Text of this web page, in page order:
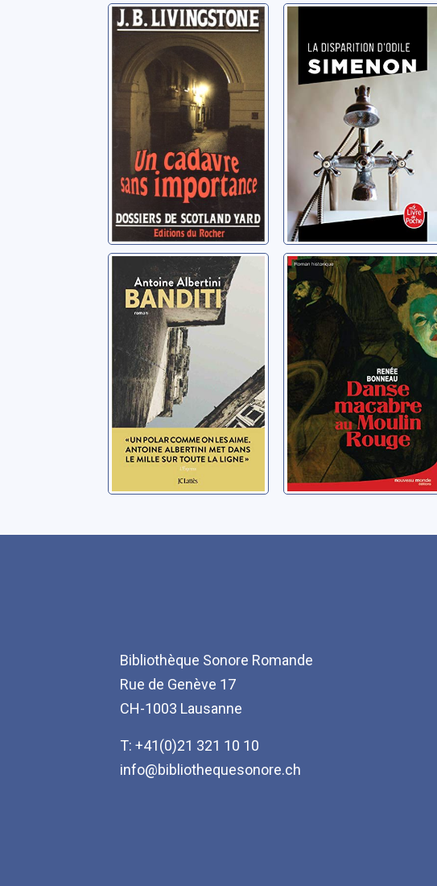
Un cadavre sans
importance
Livingstone, J. B.
d'Odile
Simenon, Georges
Banditi
Albertini, Antoine
Danse macabre
au Moulin-Rouge
Bonneau, Renée
Bibliothèque Sonore Romande
Rue de Genève 17
CH-1003 Lausanne
T: +41(0)21 321 10 10
info@bibliothequesonore.ch